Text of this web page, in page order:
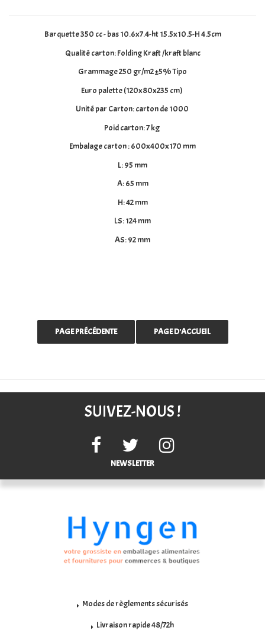
Barquette 350 cc - bas 10.6x7.4-ht 15.5x10.5-H 4.5cm
Qualité carton: Folding Kraft /kraft blanc
Grammage 250 gr/m2 ±5% Tipo
Euro palette (120x80x235 cm)
Unité par Carton: carton de 1000
Poid carton: 7 kg
Embalage carton : 600x400x170 mm
L: 95 mm
A: 65 mm
H: 42 mm
LS: 124 mm
AS: 92 mm
SUIVEZ-NOUS !
NEWSLETTER
Modes de règlements sécurisés
Livraison rapide 48/72h